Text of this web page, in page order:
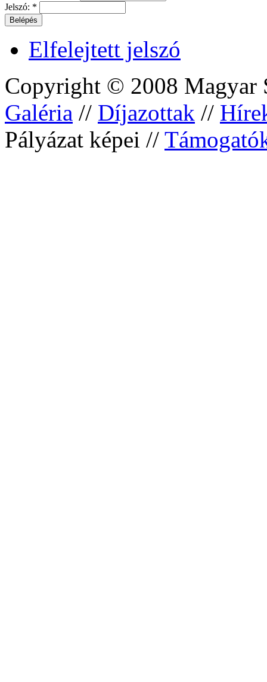
Jelszó: *
Elfelejtett jelszó
Copyright © 2008 Magyar
Galéria // Díjazottak //
Pályázat képei //